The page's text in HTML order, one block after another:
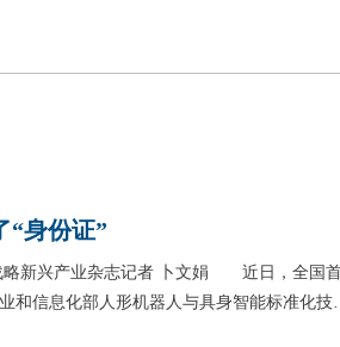
“身份证”
略新兴产业杂志记者 卜文娟 近日，全国
和信息化部人形机器人与具身智能标准化